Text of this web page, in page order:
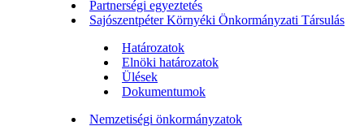
Partnerségi egyeztetés
Sajószentpéter Környéki Önkormányzati Társulás
Határozatok
Elnöki határozatok
Ülések
Dokumentumok
Nemzetiségi önkormányzatok